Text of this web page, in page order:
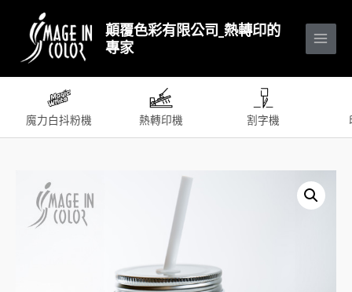
顛覆色彩有限公司_熱轉印的
專家
魔力白抖粉機 熱轉印機 割字機